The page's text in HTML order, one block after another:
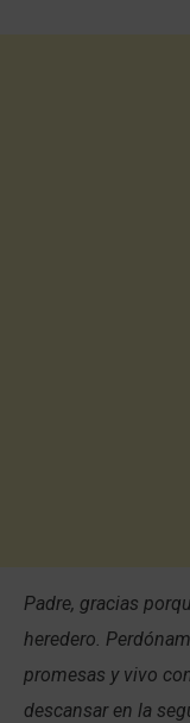
Padre, gracias
heredero.
promesas y vivo
descansar en la